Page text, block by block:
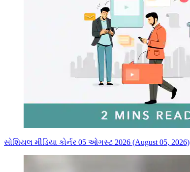
સોશિયલ મીડિયા કોર્નર 05 ઓગસ્ટ 2026 (August 05, 2026)